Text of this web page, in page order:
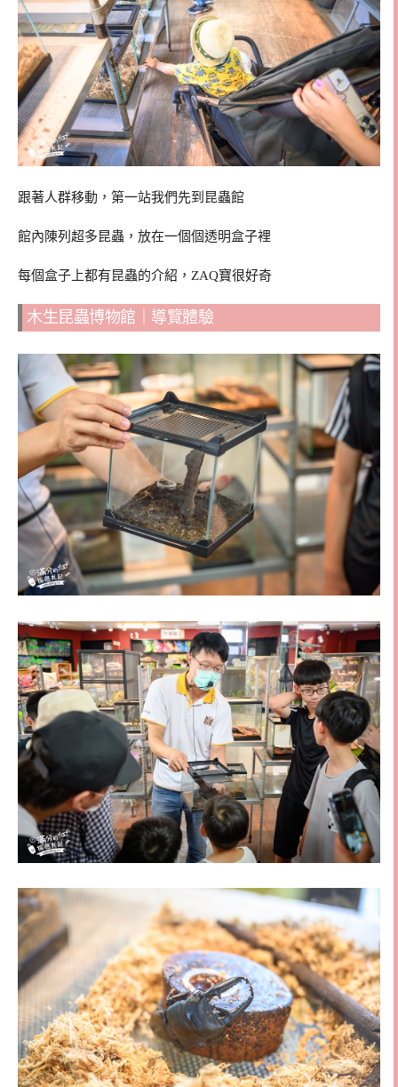
跟著人群移動，第一站我們先到昆蟲館
館內陳列超多昆蟲，放在一個個透明盒子裡
每個盒子上都有昆蟲的介紹，ZAQ寶很好奇
木生昆蟲博物館｜導覽體驗